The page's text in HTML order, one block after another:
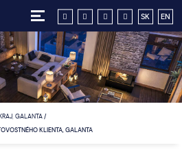
SK EN
GALANTA/
KLIENTA, GALANTA